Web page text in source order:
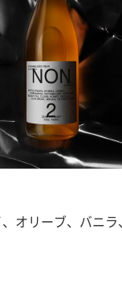
オリーブ、バニラ